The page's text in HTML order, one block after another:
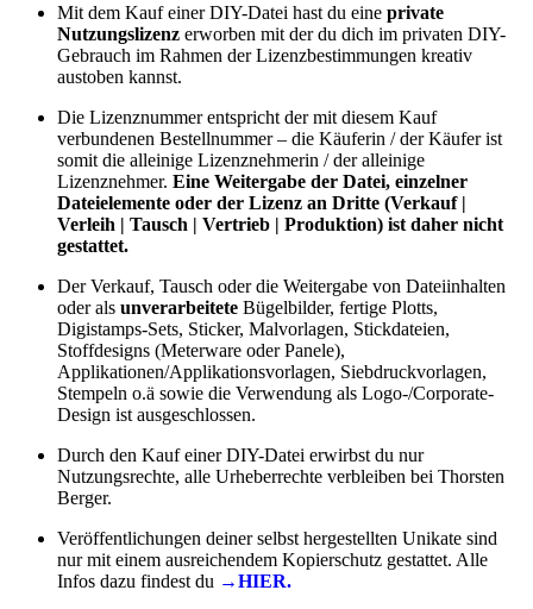
Mit dem Kauf einer DIY-Datei hast du eine private
Nutzungslizenz erworben mit der du dich im privaten DIY-
Gebrauch im Rahmen der Lizenzbestimmungen kreativ
austoben kannst.
Die Lizenznummer entspricht der mit diesem Kauf
verbundenen Bestellnummer – die Käuferin / der Käufer ist
somit die alleinige Lizenznehmerin / der alleinige
Lizenznehmer. Eine Weitergabe der Datei, einzelner
Dateielemente oder der Lizenz an Dritte (Verkauf |
Verleih | Tausch | Vertrieb | Produktion) ist daher nicht
gestattet.
Der Verkauf, Tausch oder die Weitergabe von Dateiinhalten
oder als unverarbeitete Bügelbilder, fertige Plotts,
Digistamps-Sets, Sticker, Malvorlagen, Stickdateien,
Stoffdesigns (Meterware oder Panele),
Applikationen/Applikationsvorlagen, Siebdruckvorlagen,
Stempeln o.ä sowie die Verwendung als Logo-/Corporate-
Design ist ausgeschlossen.
Durch den Kauf einer DIY-Datei erwirbst du nur
Nutzungsrechte, alle Urheberrechte verbleiben bei Thorsten
Berger.
Veröffentlichungen deiner selbst hergestellten Unikate sind
nur mit einem ausreichendem Kopierschutz gestattet. Alle
Infos dazu findest du →HIER.